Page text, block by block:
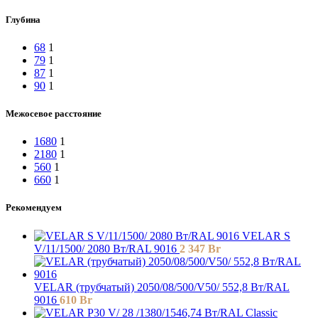
Глубина
68 1
79 1
87 1
90 1
Межосевое расстояние
1680 1
2180 1
560 1
660 1
Рекомендуем
VELAR S
V/11/1500/ 2080 Bт/RAL 9016 2 347 Br
VELAR (трубчатый) 2050/08/500/V50/ 552,8 Bт/RAL
9016 610 Br